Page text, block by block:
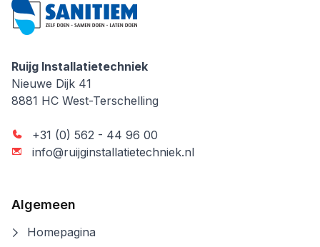
Ruijg Installatietechniek
Ruijg Installatietechniek
Nieuwe Dijk 41
8881 HC West-Terschelling
+31 (0) 562 - 44 96 00
info@ruijginstallatietechniek.nl
Algemeen
Homepagina